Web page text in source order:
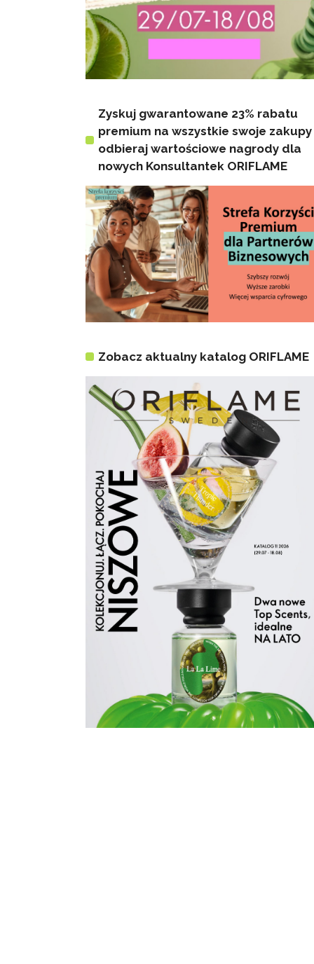
Zyskuj gwarantowane 23% rabatu
premium na wszystkie swoje zakupy
odbieraj wartościowe nagrody dla
nowych Konsultantek ORIFLAME
Zobacz aktualny katalog ORIFLAME